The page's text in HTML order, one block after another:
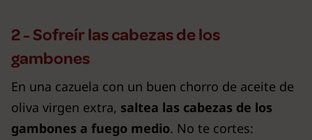
2 - Sofreír las cabezas de los
gambones
En una cazuela con un buen chorro de aceite de
oliva virgen extra, saltea las cabezas de los
gambones a fuego medio. No te cortes: